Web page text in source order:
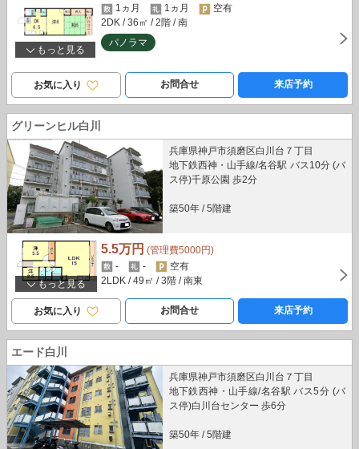
もっと見る
1ヵ月
1ヵ月
空有
2DK / 36㎡ / 2階 / 南
パノラマ
お気に入り お問合せ 来店予約
グリーンヒル白川
兵庫県神戸市須磨区白川台７丁目
地下鉄西神・山手線/名谷駅 バス10分 (バ
ス停)千原公園 歩2分
築50年 / 5階建
もっと見る
5.5万円 (管理費5000円)
-
-
空有
2LDK / 49㎡ / 3階 / 南東
お気に入り お問合せ 来店予約
エード白川
兵庫県神戸市須磨区白川台７丁目
地下鉄西神・山手線/名谷駅 バス5分 (バ
ス停)白川台センター 歩6分
築50年 / 5階建